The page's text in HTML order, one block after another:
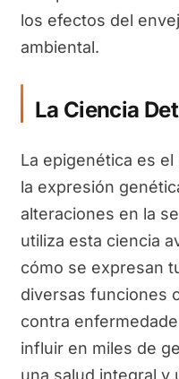
los efectos del
ambiental.
La Ciencia
La epigenética es
la expresión
alteraciones en la
utiliza esta ciencia
cómo se expresan
diversas funciones
contra
influir en miles de
una salud integral y